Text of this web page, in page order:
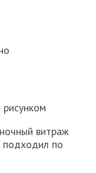
витраж
подходил по